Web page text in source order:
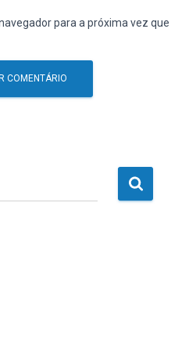
para a próxima vez que